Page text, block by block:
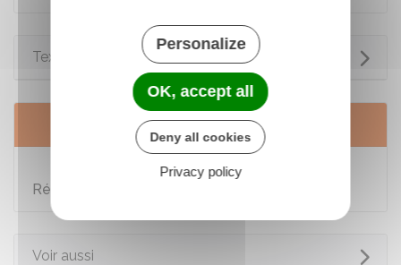
Textes de référence
Services en ligne et formulaires
Porter plainte auprès du procureur de la
République
Voir aussi
Personalize
OK, accept all
Deny all cookies
Privacy policy